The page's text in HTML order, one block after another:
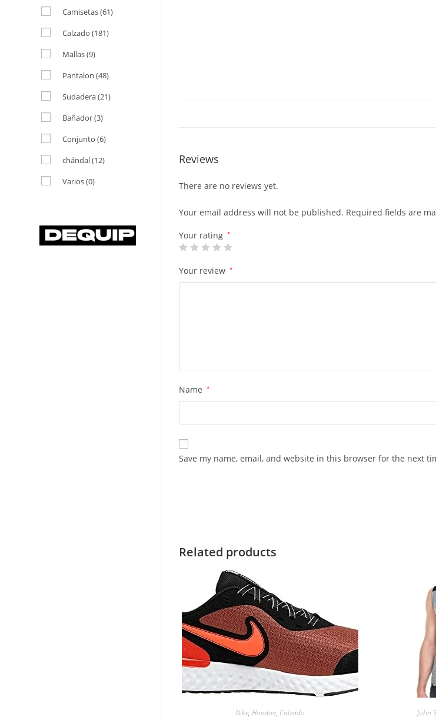
Reviews
There are no reviews yet.
Your email address will not be published. Required fields are
Your rating *
Your review *
Name *
Save my name, email, and website in this browser for the next
Related products
Nike,Hombre, Calzado John
Camisetas(61)
Calzado (181)
Mallas(9)
Pantalon (48)
Sudadera(21)
Bañador(3)
Conjunto (6)
chándal(12)
Varios(0)